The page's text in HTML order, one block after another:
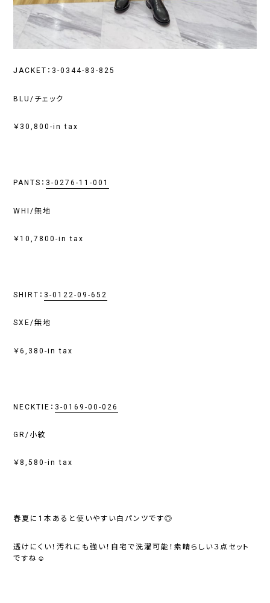
JACKET：3-0344-83-825
BLU/チェック
￥30,800-in tax
PANTS： 3-0276-11-001
WHI/無地
￥10,7800-in tax
SHIRT： 3-0122-09-652
SXE/無地
￥6,380-in tax
NECKTIE： 3-0169-00-026
GR/小紋
￥8,580-in tax
春夏に1本あると使いやすい白パンツです◎
透けにくい！汚れにも強い！自宅で洗濯可能！素晴らしい３点セット
ですね☺